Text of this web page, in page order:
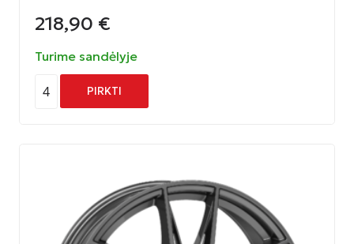
218,90 €
Turime sandėlyje
4 PIRKTI